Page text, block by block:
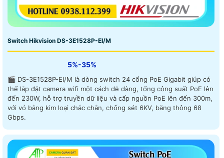
Switch Hikvision DS-3E1528P-EI/M
5%-35%
🎬 DS-3E1528P-EI/M là dòng switch 24 cổng PoE Gigabit giúp có
thể lắp đặt camera wifi một cách dễ dàng, tổng công suất PoE lên
đến 230W, hỗ trợ truyền dữ liệu và cấp nguồn PoE lên đến 300m,
với vỏ bằng kim loại chắc chắn, chống sét 6KV, băng thông 68
Gbps.